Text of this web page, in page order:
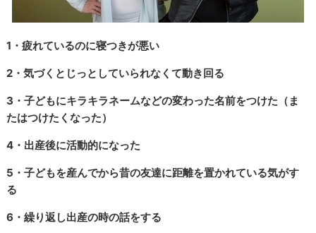
1・疲れているのに寝つきが悪い
2・気づくとじっとしていられなくて動き回る
3・子どもにキラキラネームなどの変わった名前をつけた（ま
たはつけたくなった）
4・出産後に活動的になった
5・子どもを産んでから昔の友達に距離を置かれている気がす
る
6・繰り返し出産の時の話をする